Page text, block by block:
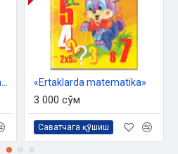
«Ertaklarda matematika»
3 000 сўм
Саватчага қўшиш